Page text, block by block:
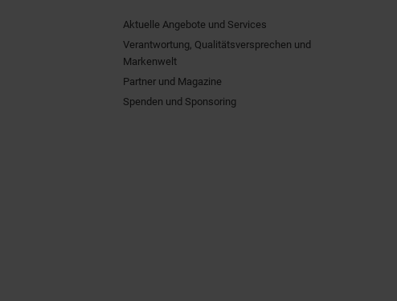
Aktuelle Angebote und Services
Verantwortung, Qualitätsversprechen und
Markenwelt
Partner und Magazine
Spenden und Sponsoring